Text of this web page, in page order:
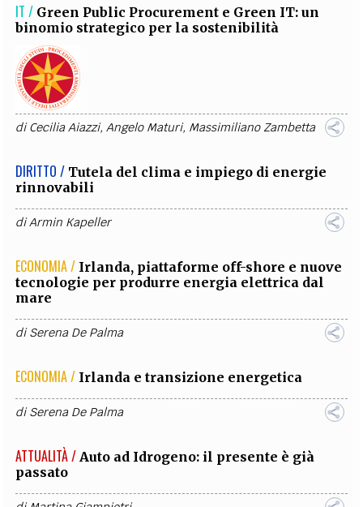
IT / ​​​​​​​Green Public Procurement e Green IT: un
binomio strategico per la sostenibilità
diCecilia Aiazzi,Angelo Maturi, Massimiliano Zambetta
DIRITTO / Tutela del clima e impiego di energie
rinnovabili
diArmin Kapeller
ECONOMIA / Irlanda, piattaforme off-shore e nuove
tecnologie per produrre energia elettrica dal
mare
diSerena De Palma
ECONOMIA / Irlanda e transizione energetica
diSerena De Palma
ATTUALITÀ / Auto ad Idrogeno: il presente è già
passato